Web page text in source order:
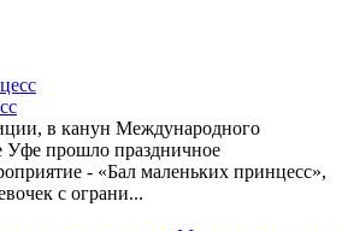
в канун Международного
Уфе прошло праздничное
- «Бал маленьких принцесс»,
с ограни...